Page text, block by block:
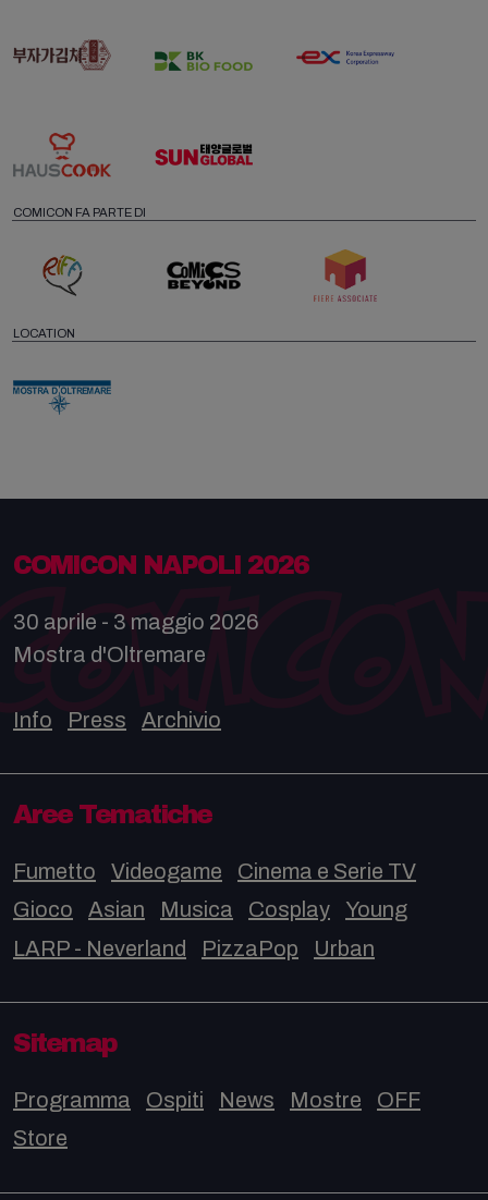
COMICON FA PARTE DI
LOCATION
COMICON NAPOLI 2026
30 aprile - 3 maggio 2026
Mostra d'Oltremare
Info Press Archivio
Aree Tematiche
Fumetto Videogame
Cinema e Serie TV
Gioco
Asian Musica Cosplay
Young
LARP - Neverland
PizzaPop Urban
Sitemap
Programma Ospiti News Mostre
OFF
Store